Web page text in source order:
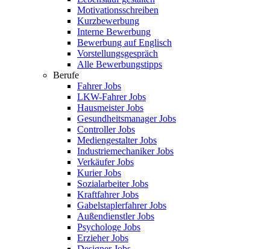
Motivationsschreiben
Kurzbewerbung
Interne Bewerbung
Bewerbung auf Englisch
Vorstellungsgespräch
Alle Bewerbungstipps
Berufe
Fahrer Jobs
LKW-Fahrer Jobs
Hausmeister Jobs
Gesundheitsmanager Jobs
Controller Jobs
Mediengestalter Jobs
Industriemechaniker Jobs
Verkäufer Jobs
Kurier Jobs
Sozialarbeiter Jobs
Kraftfahrer Jobs
Gabelstaplerfahrer Jobs
Außendienstler Jobs
Psychologe Jobs
Erzieher Jobs